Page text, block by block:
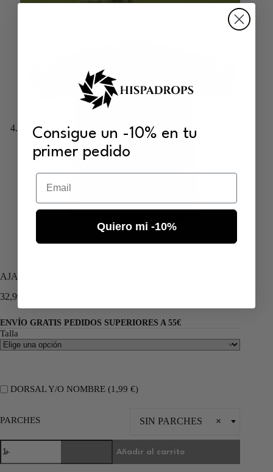
AJAX 1997/98
32,99
ENVÍO GRATIS PEDIDOS SUPERIORES A 55€
Talla
DORSAL Y/O NOMBRE (1,99 €)
PARCHES ×
SIN PARCHES
Añadir al carrito
Consigue un -10% en tu
primer pedido
Email
Quiero mi -10%